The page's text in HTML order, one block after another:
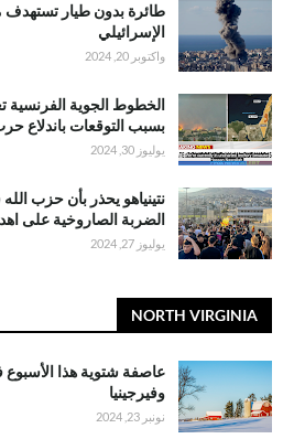
طائرة بدون طيار تستهدف
الإسرائيلي
واكتوبر 20, 2024
الخطوط الجوية الفرنسية
بسبب التوقعات باندلاع
يوليوز 30, 2024
نتينياهو يحذر بأن حزب
الضربة الصاروخية على
يوليوز 27, 2024
NORTH VIRGINIA
عاصفة شتوية هذا الأسبوع
وفيرجينيا
نونبر 23, 2024